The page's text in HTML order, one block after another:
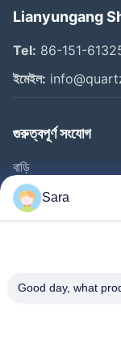
Lianyungang
Tel: 86-151-
ইমেইল:
গুরুত্বপূর্ণ সংযোগ
বাড়ি
পণ্য
ভিডিও
কারখানা পরিদর্শন
Sara
Good day, what